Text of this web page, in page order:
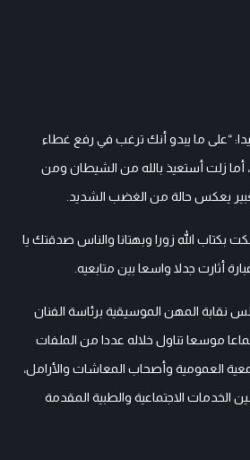
“على ما يبدو أنك ترغب في رفع غطاء
أما زلت أستعيذ بالله من الشيطان ومن
يعكس حالة من الغضب الشديد.
بكتاب الله زورا وبهتانا والناس صدقتك يا
أثارت جدلا واسعا بين متابعيه.
المهن الموسيقية برئاسة الفنان
موسعا تناول خلاله عددا من الملفات
العمومية وأصحاب المعاشات والأرامل،
الاجتماعية والطبية المقدمة